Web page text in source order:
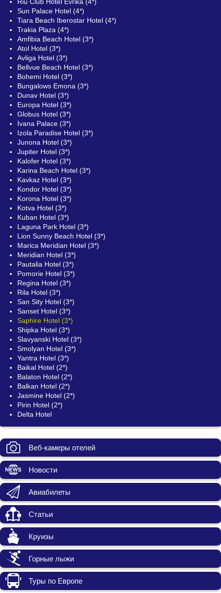
Sun Palace Hotel (4*)
Tiara Beach Iberostar Hotel (4*)
Trakia Plaza (4*)
Amfibia Beach Hotel (3*)
Atol Hotel (3*)
Avliga Hotel (3*)
Bellvue Beach Hotel (3*)
Bohemi Hotel (3*)
Bungalows Emona (3*)
Dunav Hotel (3*)
Europa Hotel (3*)
Globus Hotel (3*)
Ivana Palace (3*)
Izola Paradise Hotel (3*)
Junona Hotel (3*)
Jupiter Hotel (3*)
Kalofer Hotel (3*)
Karina Beach Hotel (3*)
Kavkaz Hotel (3*)
Kondor Hotel (3*)
Korona Hotel (3*)
Kotva Hotel (3*)
Kuban Hotel (3*)
Laguna Park Hotel (3*)
Lion Sunny Beach Hotel (3*)
Marica Meridian Hotel (3*)
Meridian Hotel (3*)
Pautalia Hotel (3*)
Pomorie Hotel (3*)
Regina Hotel (3*)
Rila Hotel (3*)
San Sity Hotel (3*)
Sanset Hotel (3*)
Saphire Hotel (3*)
Shipka Hotel (3*)
Slavyanski Hotel (3*)
Smolyan Hotel (3*)
Yantra Hotel (3*)
Baikal Hotel (2*)
Balaton Hotel (2*)
Balkan Hotel (2*)
Jasmine Hotel (2*)
Pirin Hotel (2*)
Delta Hotel
Веб-камеры отелей
Новости
Авиабилеты
Статьи
Круизы
Горные лыжи
Туры по Европе